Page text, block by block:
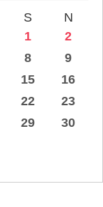
S
N
1
2
8
9
15
16
22
23
29
30